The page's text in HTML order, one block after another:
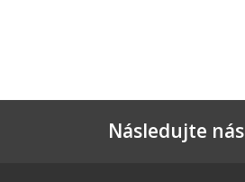
Následujte nás